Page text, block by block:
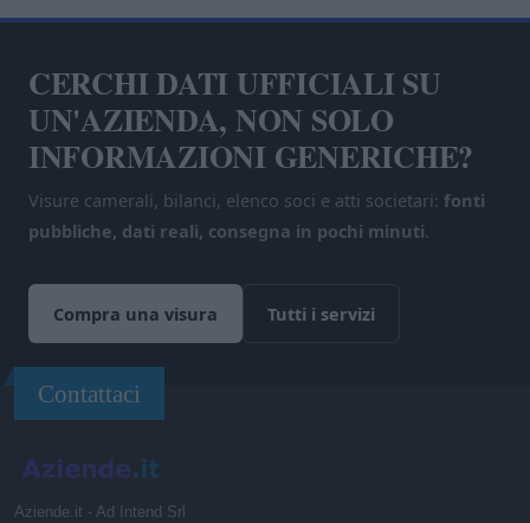
CERCHI DATI UFFICIALI SU
UN'AZIENDA, NON SOLO
INFORMAZIONI GENERICHE?
Visure camerali, bilanci, elenco soci e atti societari: fonti
pubbliche, dati reali, consegna in pochi minuti.
Compra una visura Tutti i servizi
Contattaci
Aziende.it - Ad Intend Srl